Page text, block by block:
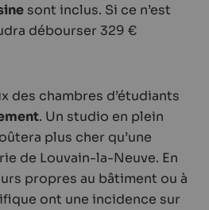
sont inclus. Si ce n’est
débourser 329 €
des chambres d’étudiants
. Un studio en plein
plus cher qu’une
de Louvain-la-Neuve. En
propres au bâtiment ou à
ont une incidence sur